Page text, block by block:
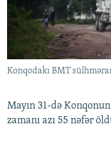
İNFOQRAFIKA
KARIKATURA
AZƏRBAYCAN ƏDƏBIYYATI
İSLAM VƏ DEMOKRATIYA
İZ - MƏDƏNIYYƏT
MISSIYAMIZ
PEŞƏ ETIKASI VƏ
MATERIALLARIMIZDAN
AZADLIQRADIOSU MOBIL
XƏBƏR BÜLLETENLƏRIMIZ
BIZI IZLƏ
RFE/RL-in bütün
Konqodakı BMT
Mayın 31-də
zamanı azı 55 nəfər